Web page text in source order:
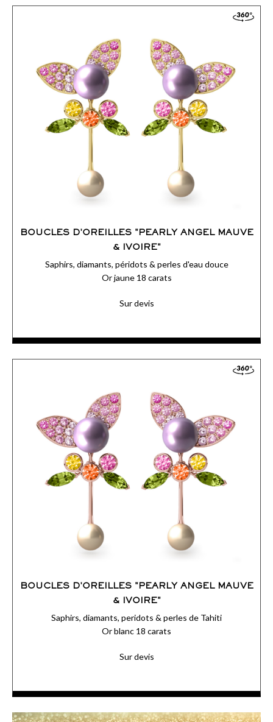
centre, des pierres aux teintes gourmandes.
COMMANDER
BOUCLES D'OREILLES "PEARLY ANGEL MAUVE
& IVOIRE"
Saphirs, diamants, péridots & perles d'eau douce
Or jaune 18 carats
Sur devis
Sur une tige en or jaune s’articulent des perles à la nacre
COMMANDER
BOUCLES D'OREILLES "PEARLY ANGEL MAUVE
& IVOIRE"
Saphirs, diamants, peridots & perles de Tahiti
Or blanc 18 carats
Sur devis
Sur une tige en or rose scintillent des perles à la nacre délicate